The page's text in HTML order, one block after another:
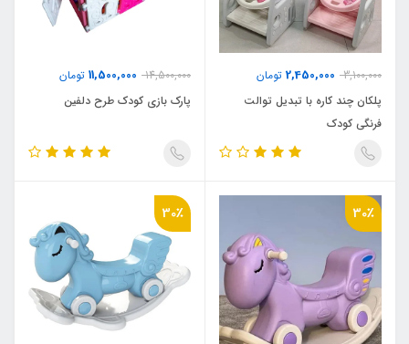
3,100,000
2,450,000 تومان
پلکان چند کاره با تبدیل توالت
فرنگی کودک
14,500,000
11,500,000 تومان
پارک بازی کودک طرح دلفین
30٪ 30٪